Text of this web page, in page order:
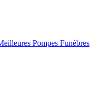
Pompes Funèbres